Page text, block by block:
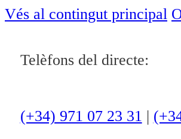
Vés al contingut principal
Telèfons del directe:
(+34) 971 07 23 31 |
ACTUALITAT
OCI
ENTREVISTES